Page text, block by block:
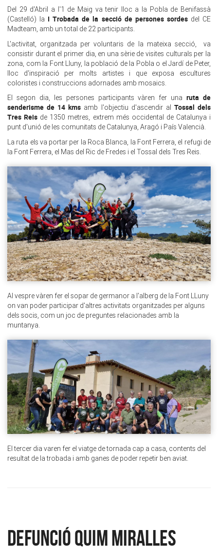
Del 29 d'Abril a l'1 de Maig va tenir lloc a la Pobla de Benifassà
(Castelló) la I Trobada de la secció de persones sordesdel CE
Madteam, amb un total de 22 participants.
L'activitat, organitzada per voluntaris de la mateixa secció, va
consistir durant el primer dia, en una sèrie de visites culturals per la
zona, com la Font Lluny, la població de la Pobla o el Jardí de Peter,
lloc d'inspiració per molts artistes i que exposa escultures
coloristes i construccions adornades amb mosaics.
El segon dia, les persones participants vàren fer unaruta de
senderisme de 14 kms amb l'objectiu d'ascendir al Tossal dels
Tres Reis de 1350 metres, extrem més occidental de Catalunya i
punt d'unió de les comunitats de Catalunya, Aragó i País Valencià.
La ruta els va portar per la Roca Blanca, la Font Ferrera, el refugi de
la Font Ferrera, el Mas del Ric de Fredes i el Tossal dels Tres Reis.
Al vespre vàren fer el sopar de germanor a l'alberg de la Font LLuny
on van poder participar d'altres activitats organitzades per alguns
dels socis, com un joc de preguntes relacionades amb la
muntanya.
El tercer dia varen fer el viatge de tornada cap a casa, contents del
resultat de la trobada i amb ganes de poder repetir ben aviat.
Defunció Quim Miralles